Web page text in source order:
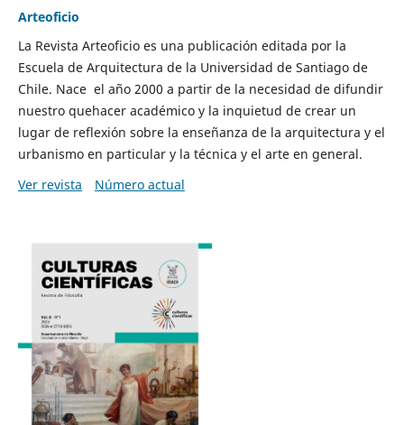
Arteoficio
La Revista Arteoficio es una publicación editada por la
Escuela de Arquitectura de la Universidad de Santiago de
Chile. Nace el año 2000 a partir de la necesidad de difundir
nuestro quehacer académico y la inquietud de crear un
lugar de reflexión sobre la enseñanza de la arquitectura y el
urbanismo en particular y la técnica y el arte en general.
Ver revista
Número actual